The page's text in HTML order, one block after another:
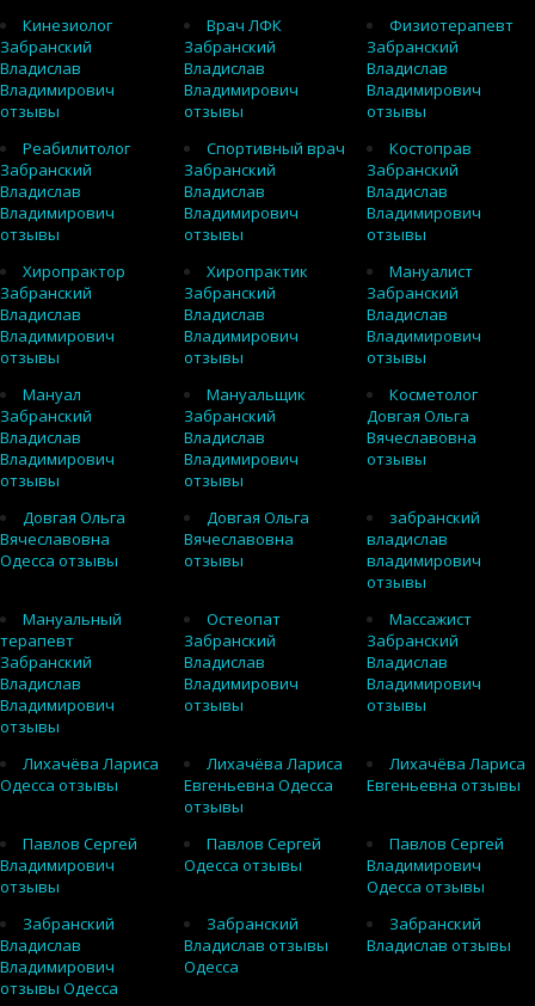
Кинезиолог
Забранский
Владислав
Владимирович
отзывы
Врач ЛФК
Забранский
Владислав
Владимирович
отзывы
Физиотерапевт
Забранский
Владислав
Владимирович
отзывы
Реабилитолог
Забранский
Владислав
Владимирович
отзывы
Спортивный врач
Забранский
Владислав
Владимирович
отзывы
Костоправ
Забранский
Владислав
Владимирович
отзывы
Хиропрактор
Забранский
Владислав
Владимирович
отзывы
Хиропрактик
Забранский
Владислав
Владимирович
отзывы
Мануалист
Забранский
Владислав
Владимирович
отзывы
Мануал
Забранский
Владислав
Владимирович
отзывы
Мануальщик
Забранский
Владислав
Владимирович
отзывы
Косметолог
Довгая Ольга
Вячеславовна
отзывы
Довгая Ольга
Вячеславовна
Одесса отзывы
Довгая Ольга
Вячеславовна
отзывы
забранский
владислав
владимирович
отзывы
Мануальный
терапевт
Забранский
Владислав
Владимирович
отзывы
Остеопат
Забранский
Владислав
Владимирович
отзывы
Массажист
Забранский
Владислав
Владимирович
отзывы
Лихачёва Лариса
Одесса отзывы
Лихачёва Лариса
Евгеньевна Одесса
отзывы
Лихачёва Лариса
Евгеньевна отзывы
Павлов Сергей
Владимирович
отзывы
Павлов Сергей
Одесса отзывы
Павлов Сергей
Владимирович
Одесса отзывы
Забранский
Владислав
Владимирович
отзывы Одесса
Забранский
Владислав отзывы
Одесса
Забранский
Владислав отзывы